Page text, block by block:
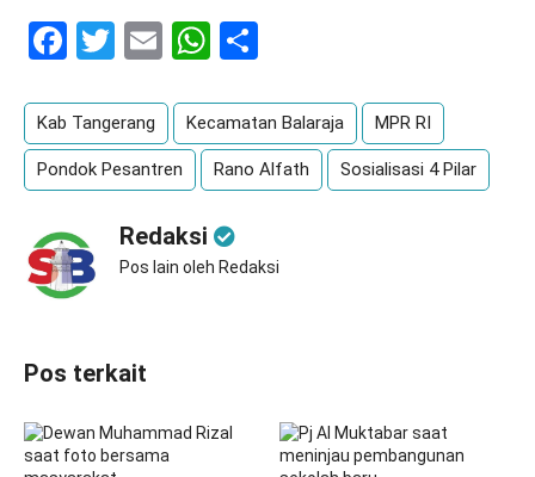
Facebook
Twitter
EmailWhatsApp
Kab Tangerang Kecamatan Balaraja MPR RI
Pondok Pesantren Rano Alfath Sosialisasi 4 Pilar
Redaksi
Pos lain oleh Redaksi
Pos terkait